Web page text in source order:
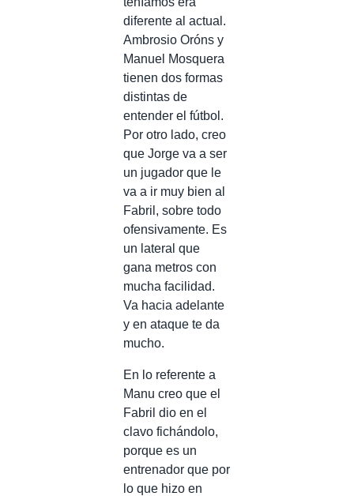
diferente al actual.
Ambrosio Oróns y
Manuel Mosquera
tienen dos formas
distintas de
entender el fútbol.
Por otro lado, creo
que Jorge va a ser
un jugador que le
va a ir muy bien al
Fabril, sobre todo
ofensivamente. Es
un lateral que
gana metros con
mucha facilidad.
Va hacia adelante
y en ataque te da
mucho.
En lo referente a
Manu creo que el
Fabril dio en el
clavo fichándolo,
porque es un
entrenador que por
lo que hizo en